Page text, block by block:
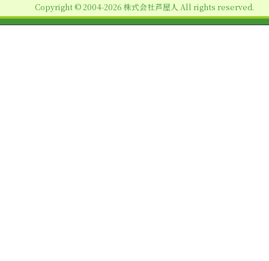
ン
Copyright © 2004-2026 株式会社芦屋人 All rights reserved.